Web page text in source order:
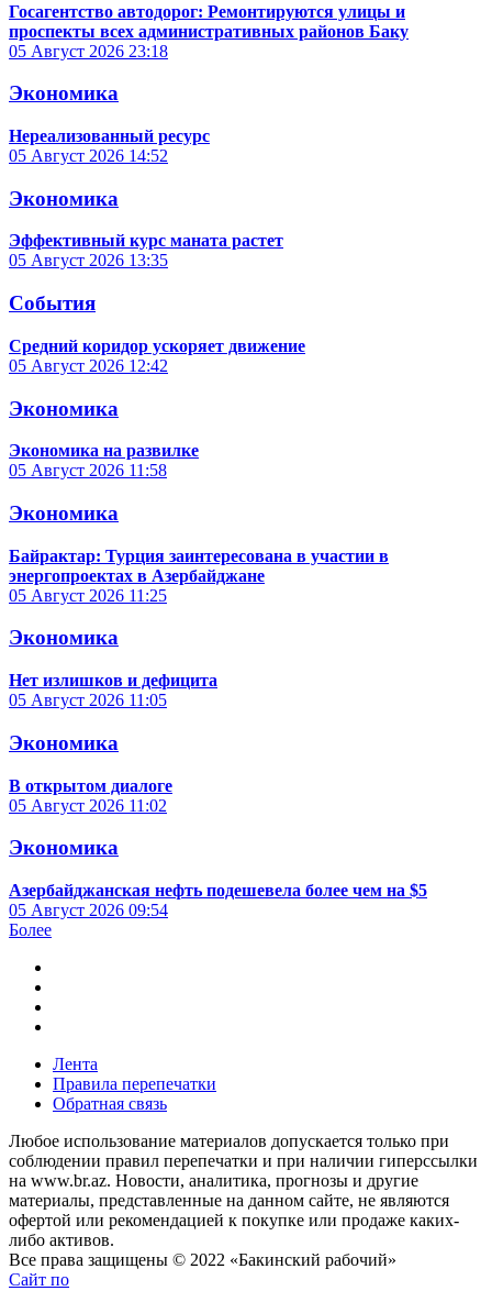
Госагентство автодорог: Ремонтируются улицы и
проспекты всех административных районов Баку
05 Август 2026 23:18
Экономика
Нереализованный ресурс
05 Август 2026 14:52
Экономика
Эффективный курс маната растет
05 Август 2026 13:35
События
Средний коридор ускоряет движение
05 Август 2026 12:42
Экономика
Экономика на развилке
05 Август 2026 11:58
Экономика
Байрактар: Турция заинтересована в участии в
энергопроектах в Азербайджане
05 Август 2026 11:25
Экономика
Нет излишков и дефицита
05 Август 2026 11:05
Экономика
В открытом диалоге
05 Август 2026 11:02
Экономика
Азербайджанская нефть подешевела более чем на $5
05 Август 2026 09:54
Более
Лента
Правила перепечатки
Обратная связь
Любое использование материалов допускается только при
соблюдении правил перепечатки и при наличии гиперссылки
на www.br.az. Новости, аналитика, прогнозы и другие
материалы, представленные на данном сайте, не являются
офертой или рекомендацией к покупке или продаже каких-
либо активов.
Все права защищены © 2022 «Бакинский рабочий»
Сайт по